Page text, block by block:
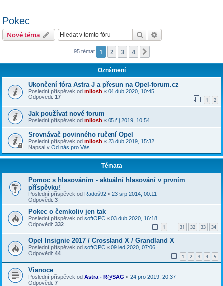
Pokec
Nové téma Hledat
95 témat 1 2 3 4
Oznámení
Ukončení fóra Astra J a přesun na Opel-forum.cz
Poslední příspěvek od milosh « 04 dub 2020, 10:45
Odpovědi: 17 1 2
Jak používat nové forum
Poslední příspěvek od milosh « 05 říj 2019, 10:54
Srovnávač povinného ručení Opel
Poslední příspěvek od milosh « 23 dub 2019, 15:32
Napsal v Od nás pro Vás
Témata
Pomoc s hlasováním - aktuální hlasování v prvním
příspěvku!
Poslední příspěvek od Radoš92 « 23 srp 2014, 00:11
Odpovědi: 3
Pokec o čemkoliv jen tak
Poslední příspěvek od softOPC « 03 dub 2020, 16:18
Odpovědi: 332 1 31 32 33 34
Opel Insignie 2017 / Crossland X / Grandland X
Poslední příspěvek od softOPC « 09 led 2020, 07:06
Odpovědi: 44 1 2 3 4 5
Vianoce
Poslední příspěvek od Astra - R@SAG « 24 pro 2019, 20:37
Odpovědi: 7